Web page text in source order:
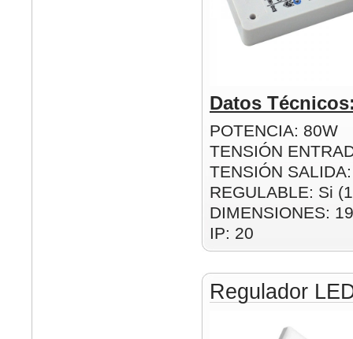
Datos
POTENCIA: 80W
TENSIÓN
TENSIÓN
REGULABLE: Si
DIMENSIONES:
IP: 20
Regulador